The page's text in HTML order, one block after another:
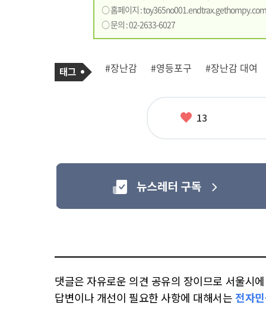
○ 홈페이지 :toy365no001.endtrax.gethompy.com
○ 문의 : 02-2633-6027
사
태
그
#장난감 #영등포구 #장난감 대여
좋
13
댓글은 자유로운 의견 공유의 장이므로 서울시
답변이나 개선이 필요한 사항에 대해서는 전자